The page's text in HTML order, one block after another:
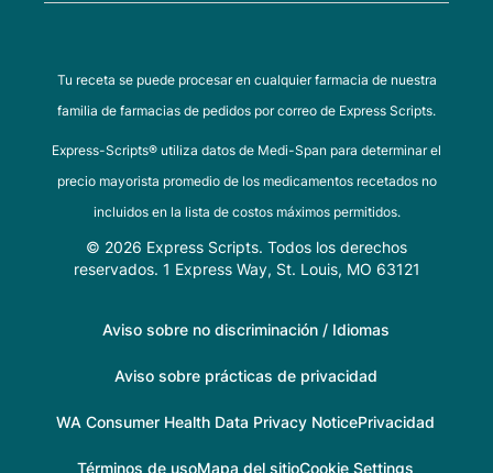
Tu receta se puede procesar en cualquier farmacia de nuestra
familia de farmacias de pedidos por correo de Express Scripts.
Express-Scripts® utiliza datos de Medi-Span para determinar el
precio mayorista promedio de los medicamentos recetados no
incluidos en la lista de costos máximos permitidos.
© 2026 Express Scripts. Todos los derechos
reservados. 1 Express Way, St. Louis, MO 63121
Aviso sobre no discriminación / Idiomas
Aviso sobre prácticas de privacidad
WA Consumer Health Data Privacy NoticePrivacidad
Términos de usoMapa del sitioCookie Settings